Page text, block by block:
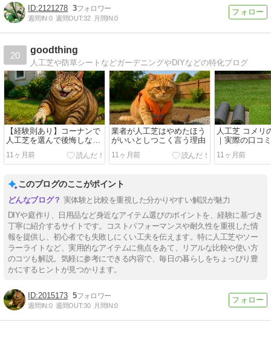
2121278 3
週間IN:0 週間OUT:32 月間IN:0
20
goodthing
人工芝や防草シートなどガーデニングやDIYなどの特化ブログ
【経験則あり】コーナンで
人工芝を選んで後悔しない
ためのポイント
11ヶ月前
業者が人工芝はやめたほう
がいいとしつこく言う理由
11ヶ月前
人工芝 コメリ
｜実際の口コ
11ヶ月前
このブログのここがポイント
実体験と比較を重視した分かりやすい解説が魅力
DIYや庭作り、日用品など身近なアイテム選びのポイントを、経験に基づき
丁寧に紹介するサイトです。コストパフォーマンスや耐久性を重視した情
報を提供し、初心者でも失敗しにくい工夫を伝えます。特に人工芝やソー
ラーライトなど、実用的なアイテムに焦点をあて、リアルな比較や使い方
のコツも解説。気軽に参考にできる内容で、毎日の暮らしをちょっぴり豊
かにするヒントが見つかります。
2015173 5
週間IN:0 週間OUT:30 月間IN:0